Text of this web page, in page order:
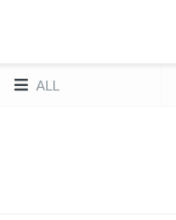
ALL